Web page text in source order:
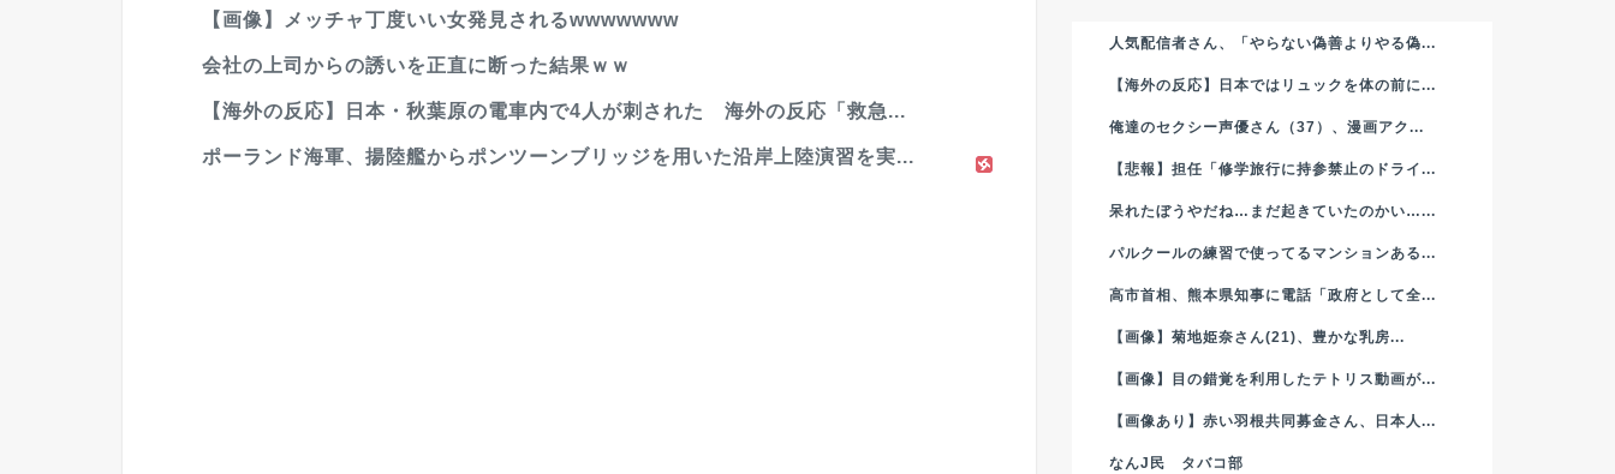
【画像】メッチャ丁度いい女発見されるwwwwwww
会社の上司からの誘いを正直に断った結果ｗｗ
【海外の反応】日本・秋葉原の電車内で4人が刺された 海外の反応「救急...
ポーランド海軍、揚陸艦からポンツーンブリッジを用いた沿岸上陸演習を実...
人気配信者さん、「やらない偽善よりやる偽...
【海外の反応】日本ではリュックを体の前に...
俺達のセクシー声優さん（37）、漫画アク...
【悲報】担任「修学旅行に持参禁止のドライ...
呆れたぼうやだね…まだ起きていたのかい…...
パルクールの練習で使ってるマンションある...
高市首相、熊本県知事に電話「政府として全...
【画像】菊地姫奈さん(21)、豊かな乳房...
【画像】目の錯覚を利用したテトリス動画が...
【画像あり】赤い羽根共同募金さん、日本人...
なんJ民 タバコ部